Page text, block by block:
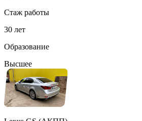
Стаж работы
30 лет
Образование
Высшее